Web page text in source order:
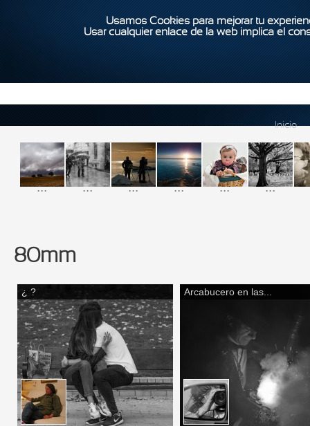
Usamos Cookies para mejorar tu
Usar cualquier enlace de la web implica el
Inicio
... ... ... ... ... ...
80mm
¿ ? Arcabucero en las...